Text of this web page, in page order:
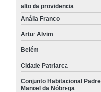
alto da providencia
Anália Franco
Artur Alvim
Belém
Cidade Patriarca
Conjunto Habitacional Padre
Manoel da Nóbrega